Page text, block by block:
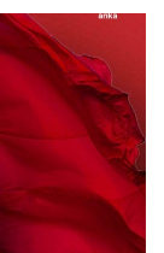
GALERİ
GALERİ